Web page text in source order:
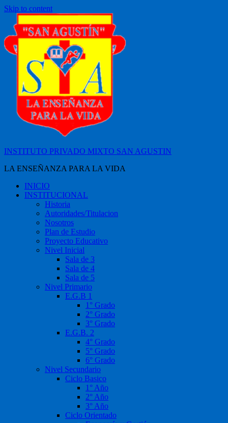
Skip to content
INSTITUTO PRIVADO MIXTO SAN AGUSTIN
LA ENSEÑANZA PARA LA VIDA
INICIO
INSTITUCIONAL
Historia
Autoridades/Titulacion
Nosotros
Plan de Estudio
Proyecto Educativo
Nivel Inicial
Sala de 3
Sala de 4
Sala de 5
Nivel Primario
E.G.B 1
1° Grado
2° Grado
3° Grado
E.G.B. 2
4° Grado
5° Grado
6° Grado
Nivel Secundario
Ciclo Basico
1° Año
2° Año
3° Año
Ciclo Orientado